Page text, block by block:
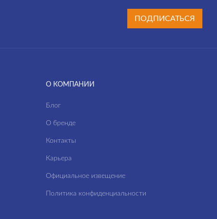
О КОМПАНИИ
Блог
О бренде
Контакты
Карьера
Официальное извещение
Политика конфиденциальности
ПОДПИСАТЬСЯ